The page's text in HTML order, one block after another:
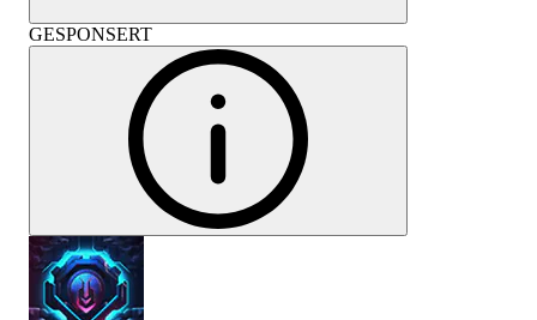
GESPONSERT